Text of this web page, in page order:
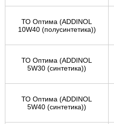
ТО Оптима (ADDINOL
10W40 (полусинтетика))
ТО Оптима (ADDINOL
5W30 (синтетика))
ТО Оптима (ADDINOL
5W40 (синтетика))